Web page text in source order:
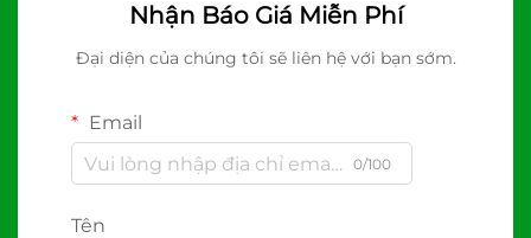
Nhận Báo Giá Miễn Phí
Đại diện của chúng tôi sẽ liên hệ với bạn sớm.
Email
0/100
Tên